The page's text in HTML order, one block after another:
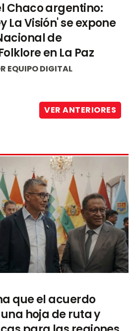
Chaco argentino:
La Visión' se expone
de
en La Paz
EQUIPO DIGITAL
VER ANTERIORES
que el acuerdo
hoja de ruta y